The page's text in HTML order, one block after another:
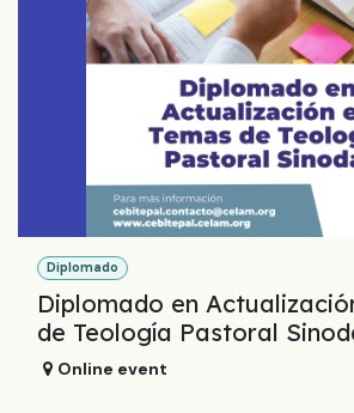
Diplomado
Diplomado en
de Teología Pastoral
Online event